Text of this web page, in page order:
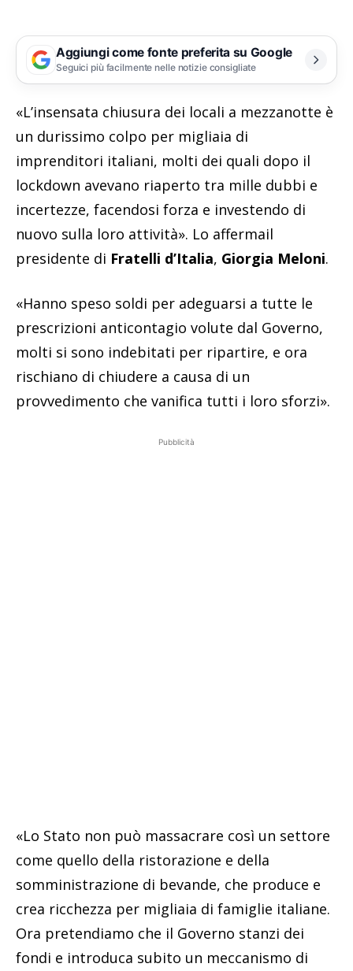
Aggiungi come fonte preferita su Google
Seguici più facilmente nelle notizie consigliate
«L’insensata chiusura dei locali a mezzanotte è
un durissimo colpo per migliaia di
imprenditori italiani, molti dei quali dopo il
lockdown avevano riaperto tra mille dubbi e
incertezze, facendosi forza e investendo di
nuovo sulla loro attività». Lo affermail
presidente di Fratelli d’Italia, Giorgia Meloni.
«Hanno speso soldi per adeguarsi a tutte le
prescrizioni anticontagio volute dal Governo,
molti si sono indebitati per ripartire, e ora
rischiano di chiudere a causa di un
provvedimento che vanifica tutti i loro sforzi».
Pubblicità
«Lo Stato non può massacrare così un settore
come quello della ristorazione e della
somministrazione di bevande, che produce e
crea ricchezza per migliaia di famiglie italiane.
Ora pretendiamo che il Governo stanzi dei
fondi e introduca subito un meccanismo di